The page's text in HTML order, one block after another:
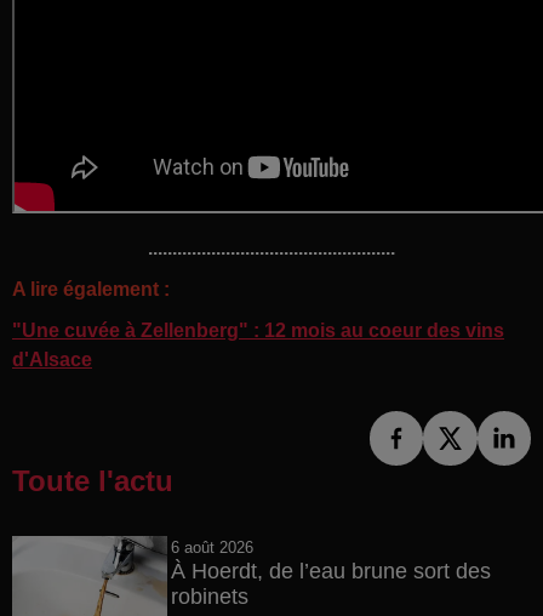
...................................................
A lire également :
"Une cuvée à Zellenberg" : 12 mois au coeur des vins
d'Alsace
Toute l'actu
6 août 2026
À Hoerdt, de l’eau brune sort des
robinets